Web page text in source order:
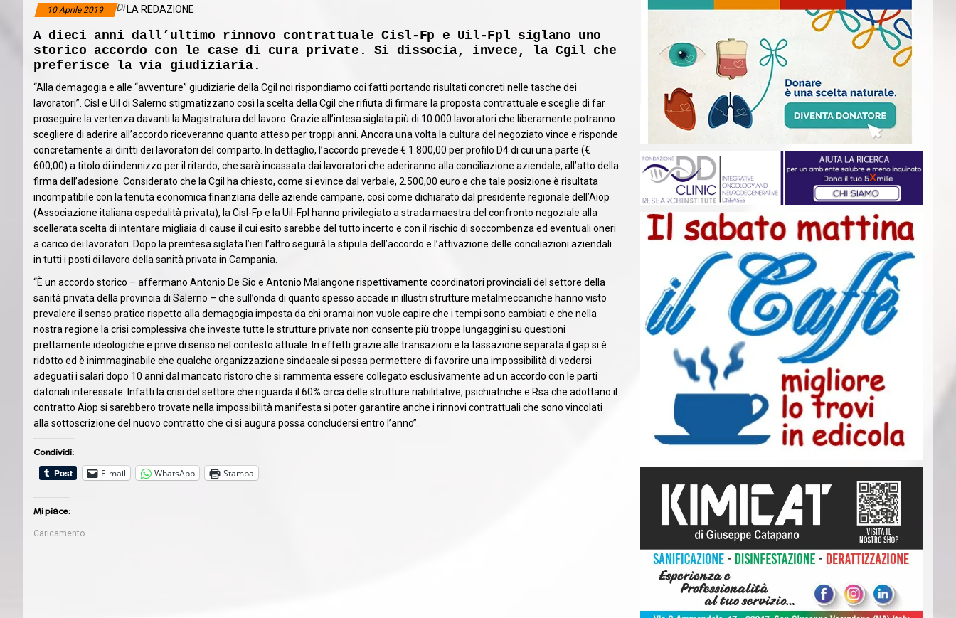
10 Aprile 2019 Di LA REDAZIONE
A dieci anni dall’ultimo rinnovo contrattuale Cisl-Fp e Uil-Fpl siglano uno
storico accordo con le case di cura private. Si dissocia, invece, la Cgil che
preferisce la via giudiziaria.
“Alla demagogia e alle “avventure” giudiziarie della Cgil noi rispondiamo coi fatti portando risultati concreti nelle tasche dei
lavoratori”. Cisl e Uil di Salerno stigmatizzano così la scelta della Cgil che rifiuta di firmare la proposta contrattuale e sceglie di far
proseguire la vertenza davanti la Magistratura del lavoro. Grazie all’intesa siglata più di 10.000 lavoratori che liberamente potranno
scegliere di aderire all’accordo riceveranno quanto atteso per troppi anni. Ancora una volta la cultura del negoziato vince e risponde
concretamente ai diritti dei lavoratori del comparto. In dettaglio, l’accordo prevede € 1.800,00 per profilo D4 di cui una parte (€
600,00) a titolo di indennizzo per il ritardo, che sarà incassata dai lavoratori che aderiranno alla conciliazione aziendale, all’atto della
firma dell’adesione. Considerato che la Cgil ha chiesto, come si evince dal verbale, 2.500,00 euro e che tale posizione è risultata
incompatibile con la tenuta economica finanziaria delle aziende campane, così come dichiarato dal presidente regionale dell’Aiop
(Associazione italiana ospedalità privata), la Cisl-Fp e la Uil-Fpl hanno privilegiato a strada maestra del confronto negoziale alla
scellerata scelta di intentare migliaia di cause il cui esito sarebbe del tutto incerto e con il rischio di soccombenza ed eventuali oneri
a carico dei lavoratori. Dopo la preintesa siglata l’ieri l’altro seguirà la stipula dell’accordo e l’attivazione delle conciliazioni aziendali
in tutti i posti di lavoro della sanità privata in Campania.
“È un accordo storico – affermano Antonio De Sio e Antonio Malangone rispettivamente coordinatori provinciali del settore della
sanità privata della provincia di Salerno – che sull’onda di quanto spesso accade in illustri strutture metalmeccaniche hanno visto
prevalere il senso pratico rispetto alla demagogia imposta da chi oramai non vuole capire che i tempi sono cambiati e che nella
nostra regione la crisi complessiva che investe tutte le strutture private non consente più troppe lungaggini su questioni
prettamente ideologiche e prive di senso nel contesto attuale. In effetti grazie alle transazioni e la tassazione separata il gap si è
ridotto ed è inimmaginabile che qualche organizzazione sindacale si possa permettere di favorire una impossibilità di vedersi
adeguati i salari dopo 10 anni dal mancato ristoro che si rammenta essere collegato esclusivamente ad un accordo con le parti
datoriali interessate. Infatti la crisi del settore che riguarda il 60% circa delle strutture riabilitative, psichiatriche e Rsa che adottano il
contratto Aiop si sarebbero trovate nella impossibilità manifesta si poter garantire anche i rinnovi contrattuali che sono vincolati
alla sottoscrizione del nuovo contratto che ci si augura possa concludersi entro l’anno”.
Condividi:
E-mail
WhatsApp Stampa
Mi piace:
Caricamento...